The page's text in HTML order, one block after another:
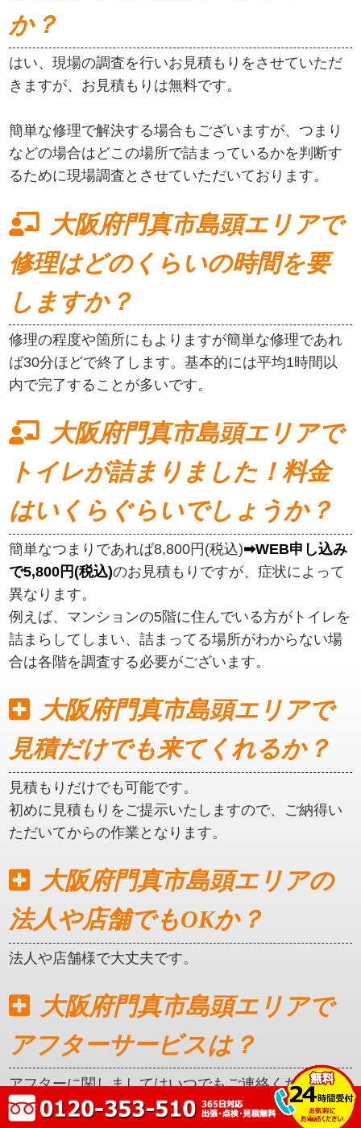
か？
はい、現場の調査を行いお見積もりをさせていただ
きますが、お見積もりは無料です。
簡単な修理で解決する場合もございますが、つまり
などの場合はどこの場所で詰まっているかを判断す
るために現場調査とさせていただいております。
大阪府門真市島頭エリアで
修理はどのくらいの時間を要
しますか？
修理の程度や箇所にもよりますが簡単な修理であれ
ば30分ほどで終了します。基本的には平均1時間以
内で完了することが多いです。
大阪府門真市島頭エリアで
トイレが詰まりました！料金
はいくらぐらいでしょうか？
簡単なつまりであれば8,800円(税込)➡WEB申し込み
で5,800円(税込)のお見積もりですが、症状によって
異なります。
例えば、マンションの5階に住んでいる方がトイレを
詰まらしてしまい、詰まってる場所がわからない場
合は各階を調査する必要がございます。
大阪府門真市島頭エリアで
見積だけでも来てくれるか？
見積もりだけでも可能です。
初めに見積もりをご提示いたしますので、ご納得い
ただいてからの作業となります。
大阪府門真市島頭エリアの
法人や店舗でもOKか？
法人や店舗様で大丈夫です。
大阪府門真市島頭エリアで
アフターサービスは？
アフターに関しましてはいつでもご連絡ください。